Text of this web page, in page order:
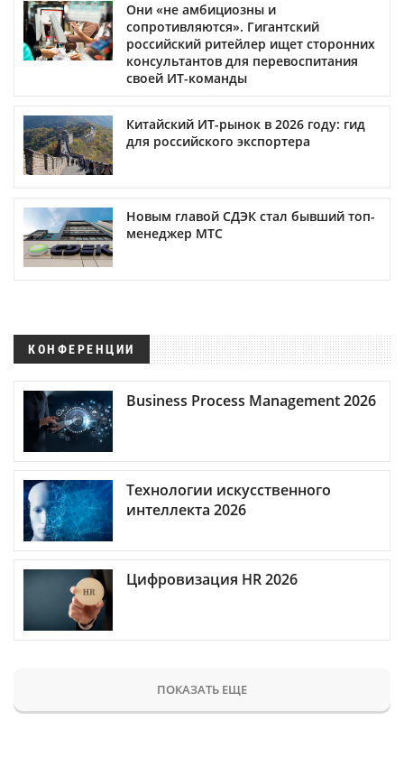
Они «не амбициозны и
сопротивляются». Гигантский
российский ритейлер ищет сторонних
консультантов для перевоспитания
своей ИТ-команды
Китайский ИТ-рынок в 2026 году: гид
для российского экспортера
Новым главой СДЭК стал бывший топ-
менеджер МТС
КОНФЕРЕНЦИИ
Business Process Management 2026
Технологии искусственного
интеллекта 2026
Цифровизация HR 2026
ПОКАЗАТЬ ЕЩЕ